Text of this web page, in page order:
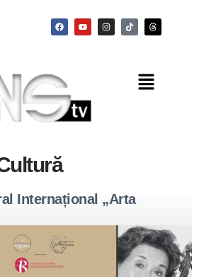
Internațional „Arta